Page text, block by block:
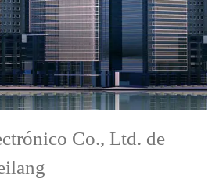
Co., Ltd. de